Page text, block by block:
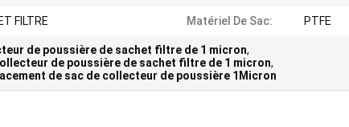
FILTRE Matériel De Sac: PTFE
de poussière de sachet filtre de 1 micron,
de poussière de sachet filtre de 1 micron,
de sac de collecteur de poussière 1Micron